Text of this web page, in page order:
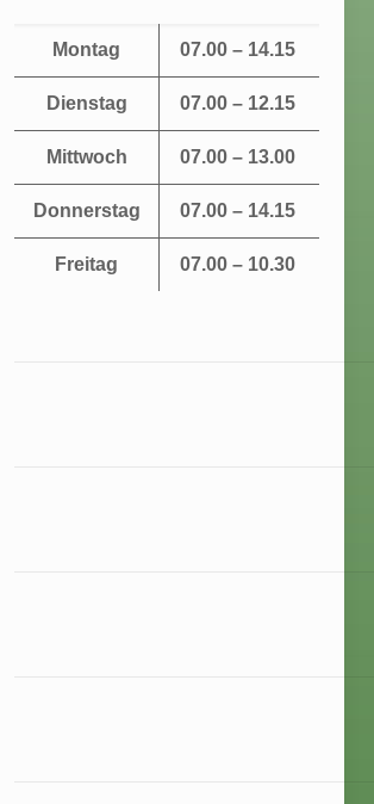
Montag 07.00 – 14.15
Dienstag 07.00 – 12.15
Mittwoch 07.00 – 13.00
Donnerstag 07.00 – 14.15
Freitag 07.00 – 10.30